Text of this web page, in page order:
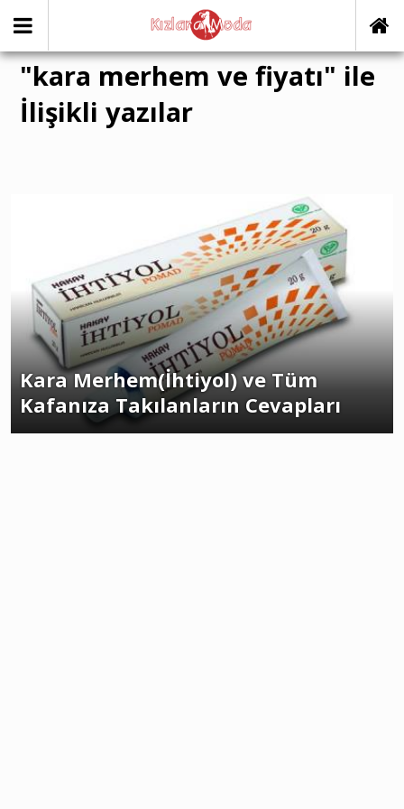
"kara merhem ve fiyatı" ile
İlişikli yazılar
Kara Merhem(İhtiyol) ve Tüm
Kafanıza Takılanların Cevapları